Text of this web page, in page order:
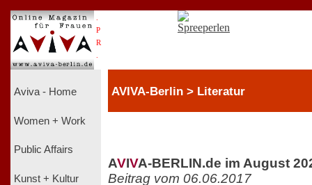
P
R
Aviva - Home
Women + Work
Public Affairs
Kunst + Kultur
AVIVA-Berlin > Literatur
AVIVA-BERLIN.de im August
Beitrag vom 06.06.2017